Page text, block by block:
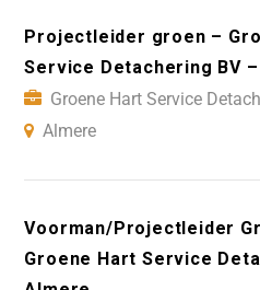
Projectleider groen –
Service Detachering BV
Groene Hart Service
Almere
Voorman/Projectleider
Groene Hart Service